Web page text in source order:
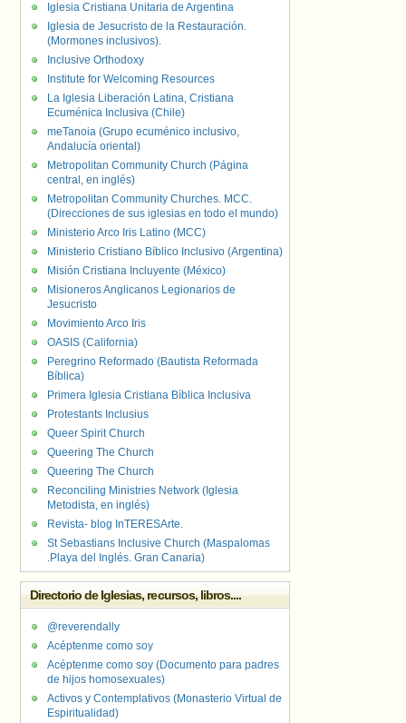
Iglesia Cristiana Unitaria de Argentina
Iglesia de Jesucristo de la Restauración.
(Mormones inclusivos).
Inclusive Orthodoxy
Institute for Welcoming Resources
La Iglesia Liberación Latina, Cristiana
Ecuménica Inclusiva (Chile)
meTanoia (Grupo ecuménico inclusivo,
Andalucía oriental)
Metropolitan Community Church (Página
central, en inglés)
Metropolitan Community Churches. MCC.
(Direcciones de sus iglesias en todo el mundo)
Ministerio Arco Iris Latino (MCC)
Ministerio Cristiano Bíblico Inclusivo (Argentina)
Misión Cristiana Incluyente (México)
Misioneros Anglicanos Legionarios de
Jesucristo
Movimiento Arco Iris
OASIS (California)
Peregrino Reformado (Bautista Reformada
Bíblica)
Primera Iglesia Cristiana Bíblica Inclusiva
Protestants Inclusius
Queer Spirit Church
Queering The Church
Queering The Church
Reconciling Ministries Network (Iglesia
Metodista, en inglés)
Revista- blog InTERESArte.
St Sebastians Inclusive Church (Maspalomas
.Playa del Inglés. Gran Canaria)
Directorio de Iglesias, recursos, libros....
@reverendally
Acéptenme como soy
Acéptenme como soy (Documento para padres
de hijos homosexuales)
Activos y Contemplativos (Monasterio Virtual de
Espiritualidad)